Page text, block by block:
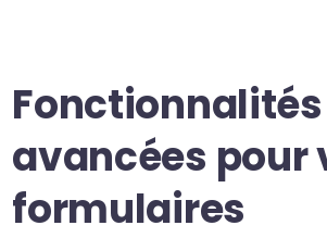
Fonctionnalités
avancées pour
formulaires